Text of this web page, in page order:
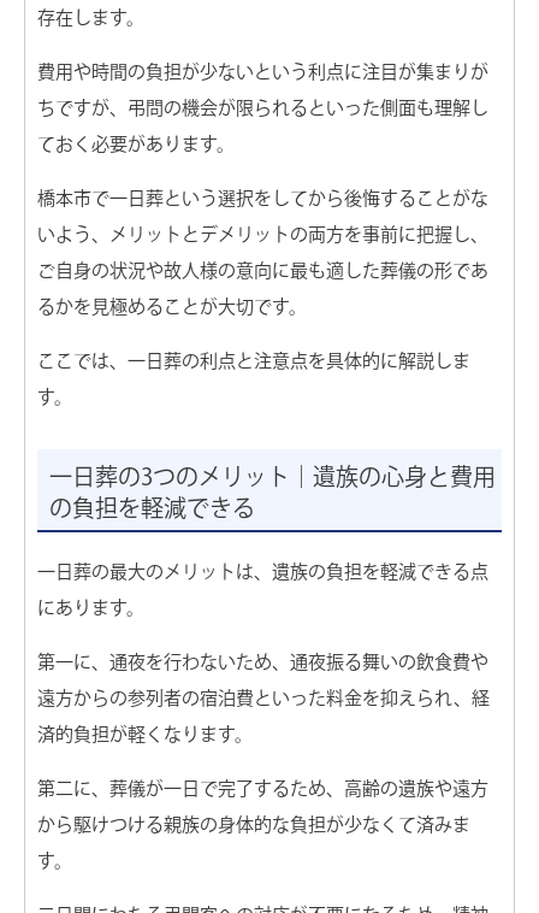
存在します。
費用や時間の負担が少ないという利点に注目が集まりが
ちですが、弔問の機会が限られるといった側面も理解し
ておく必要があります。
橋本市で一日葬という選択をしてから後悔することがな
いよう、メリットとデメリットの両方を事前に把握し、
ご自身の状況や故人様の意向に最も適した葬儀の形であ
るかを見極めることが大切です。
ここでは、一日葬の利点と注意点を具体的に解説しま
す。
一日葬の3つのメリット｜遺族の心身と費用
の負担を軽減できる
一日葬の最大のメリットは、遺族の負担を軽減できる点
にあります。
第一に、通夜を行わないため、通夜振る舞いの飲食費や
遠方からの参列者の宿泊費といった料金を抑えられ、経
済的負担が軽くなります。
第二に、葬儀が一日で完了するため、高齢の遺族や遠方
から駆けつける親族の身体的な負担が少なくて済みま
す。